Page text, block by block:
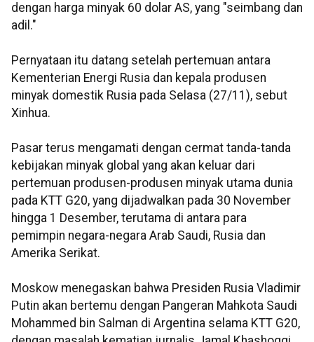
dengan harga minyak 60 dolar AS, yang "seimbang dan
adil."
Pernyataan itu datang setelah pertemuan antara
Kementerian Energi Rusia dan kepala produsen
minyak domestik Rusia pada Selasa (27/11), sebut
Xinhua.
Pasar terus mengamati dengan cermat tanda-tanda
kebijakan minyak global yang akan keluar dari
pertemuan produsen-produsen minyak utama dunia
pada KTT G20, yang dijadwalkan pada 30 November
hingga 1 Desember, terutama di antara para
pemimpin negara-negara Arab Saudi, Rusia dan
Amerika Serikat.
Moskow menegaskan bahwa Presiden Rusia Vladimir
Putin akan bertemu dengan Pangeran Mahkota Saudi
Mohammed bin Salman di Argentina selama KTT G20,